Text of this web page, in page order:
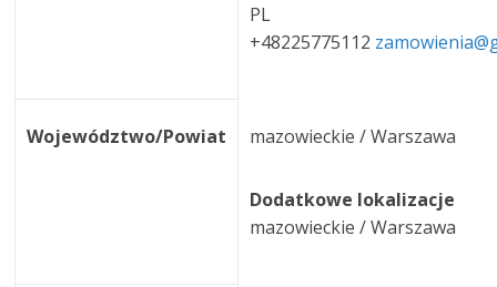
PL
+48225775112
Województwo/Powiat mazowieckie / Warszawa
Dodatkowe lokalizacje
mazowieckie / Warszawa